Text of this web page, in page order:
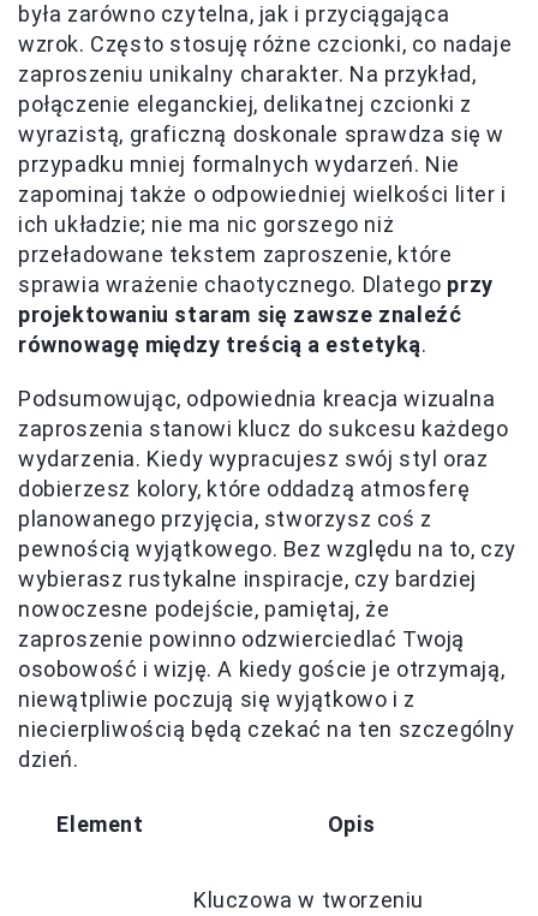
była zarówno czytelna, jak i przyciągająca
wzrok. Często stosuję różne czcionki, co nadaje
zaproszeniu unikalny charakter. Na przykład,
połączenie eleganckiej, delikatnej czcionki z
wyrazistą, graficzną doskonale sprawdza się w
przypadku mniej formalnych wydarzeń. Nie
zapominaj także o odpowiedniej wielkości liter i
ich układzie; nie ma nic gorszego niż
przeładowane tekstem zaproszenie, które
sprawia wrażenie chaotycznego. Dlatego przy
projektowaniu staram się zawsze znaleźć
równowagę między treścią a estetyką.
Podsumowując, odpowiednia kreacja wizualna
zaproszenia stanowi klucz do sukcesu każdego
wydarzenia. Kiedy wypracujesz swój styl oraz
dobierzesz kolory, które oddadzą atmosferę
planowanego przyjęcia, stworzysz coś z
pewnością wyjątkowego. Bez względu na to, czy
wybierasz rustykalne inspiracje, czy bardziej
nowoczesne podejście, pamiętaj, że
zaproszenie powinno odzwierciedlać Twoją
osobowość i wizję. A kiedy goście je otrzymają,
niewątpliwie poczują się wyjątkowo i z
niecierpliwością będą czekać na ten szczególny
dzień.
Element Opis
Kluczowa w tworzeniu